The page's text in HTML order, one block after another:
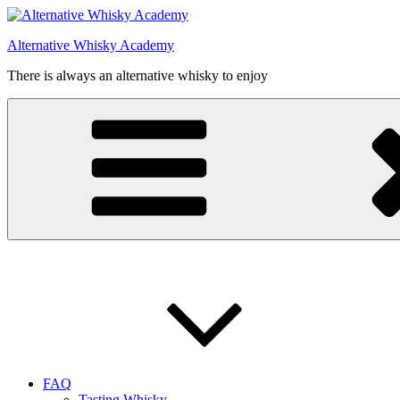
Videre
indhold
Alternative Whisky Academy
There is always an alternative whisky to enjoy
FAQ